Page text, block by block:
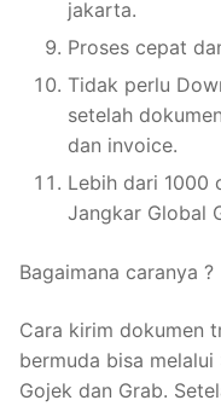
jakarta.
Proses cepat
Tidak perlu
setelah
dan invoice.
Lebih dari 1000
Jangkar Global
Bagaimana caranya ?
Cara kirim dokumen
bermuda bisa melalui
Gojek dan Grab.